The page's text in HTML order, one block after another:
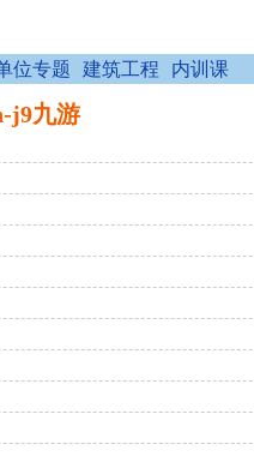
位专题 建筑工程 内训课
j9九游